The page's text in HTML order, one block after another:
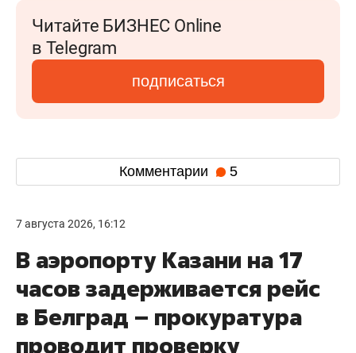
Читайте БИЗНЕС Online
в Telegram
подписаться
Комментарии 5
7 августа 2026, 16:12
В аэропорту Казани на 17
часов задерживается рейс
в Белград – прокуратура
проводит проверку